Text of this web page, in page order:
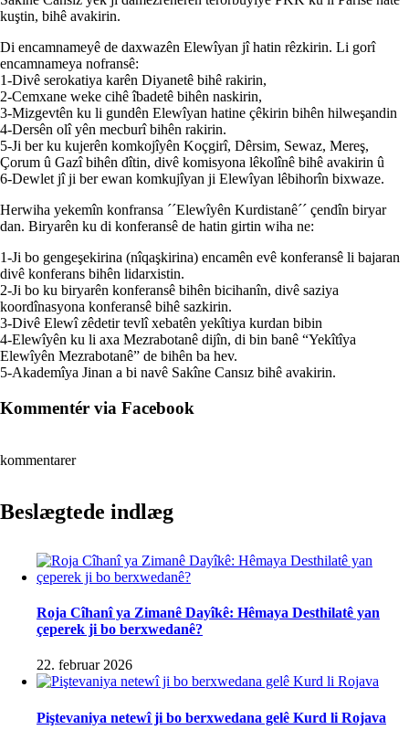
kuştin, bihê avakirin.
Di encamnameyê de daxwazên Elewîyan jî hatin rêzkirin. Li gorî
encamnameya nofransê:
1-Divê serokatiya karên Diyanetê bihê rakirin,
2-Cemxane weke cihê îbadetê bihên naskirin,
3-Mizgevtên ku li gundên Elewîyan hatine çêkirin bihên hilweşandin
4-Dersên olî yên mecburî bihên rakirin.
5-Ji ber ku kujerên komkojîyên Koçgirî, Dêrsim, Sewaz, Mereş,
Çorum û Gazî bihên dîtin, divê komisyona lêkolînê bihê avakirin û
6-Dewlet jî ji ber ewan komkujîyan ji Elewîyan lêbihorîn bixwaze.
Herwiha yekemîn konfransa ´´Elewîyên Kurdistanê´´ çendîn biryar
dan. Biryarên ku di konferansê de hatin girtin wiha ne:
1-Ji bo gengeşekirina (nîqaşkirina) encamên evê konferansê li bajaran
divê konferans bihên lidarxistin.
2-Ji bo ku biryarên konferansê bihên bicihanîn, divê saziya
koordînasyona konferansê bihê sazkirin.
3-Divê Elewî zêdetir tevlî xebatên yekîtiya kurdan bibin
4-Elewîyên ku li axa Mezrabotanê dijîn, di bin banê “Yekîtîya
Elewîyên Mezrabotanê” de bihên ba hev.
5-Akademîya Jinan a bi navê Sakîne Cansız bihê avakirin.
Kommentér via Facebook
kommentarer
Beslægtede indlæg
Roja Cîhanî ya Zimanê Dayîkê: Hêmaya Desthilatê yan
çeperek ji bo berxwedanê?
22. februar 2026
Piştevaniya netewî ji bo berxwedana gelê Kurd li Rojava